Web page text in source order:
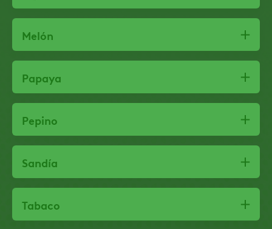
Melón
Papaya
Pepino
Sandía
Tabaco